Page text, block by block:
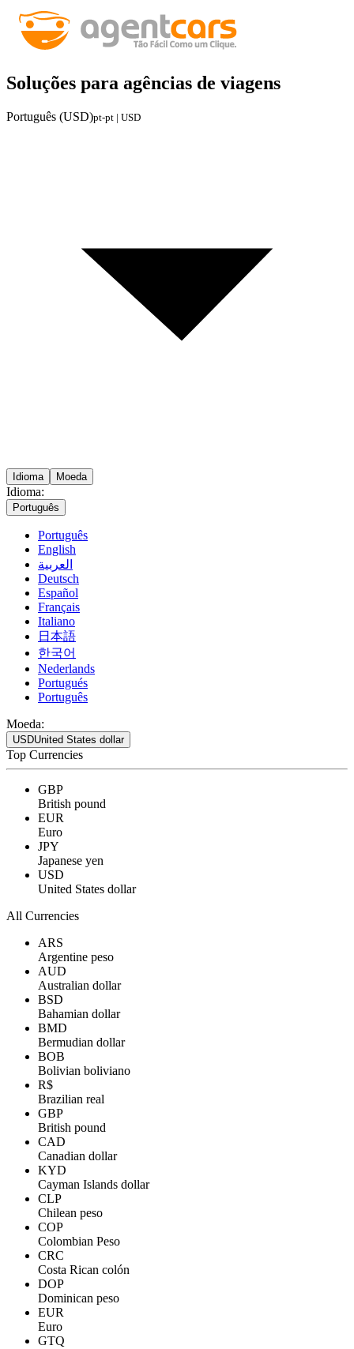
Soluções para agências de viagens
Português (USD)pt-pt | USD
Idioma Moeda
Idioma:
Português
Português
English
العربية
Deutsch
Español
Français
Italiano
日本語
한국어
Nederlands
Portugués
Português
Moeda:
USDUnited States dollar
Top Currencies
GBP
British pound
EUR
Euro
JPY
Japanese yen
USD
United States dollar
All Currencies
ARS
Argentine peso
AUD
Australian dollar
BSD
Bahamian dollar
BMD
Bermudian dollar
BOB
Bolivian boliviano
R$
Brazilian real
GBP
British pound
CAD
Canadian dollar
KYD
Cayman Islands dollar
CLP
Chilean peso
COP
Colombian Peso
CRC
Costa Rican colón
DOP
Dominican peso
EUR
Euro
GTQ